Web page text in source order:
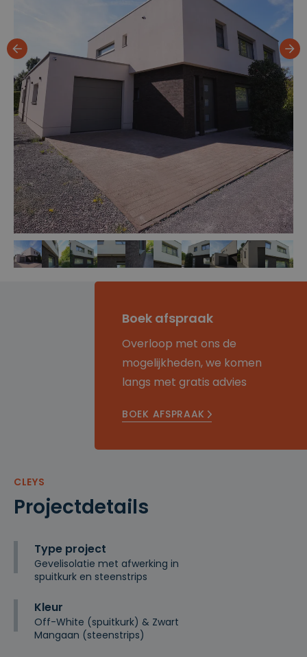
Boek afspraak
Overloop met ons de
mogelijkheden, we komen
langs met gratis advies
BOEK AFSPRAAK
CLEYS
Projectdetails
Type project
Gevelisolatie met afwerking in
spuitkurk en steenstrips
Kleur
Off-White (spuitkurk) & Zwart
Mangaan (steenstrips)